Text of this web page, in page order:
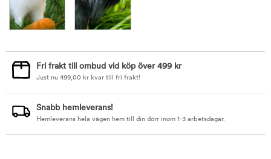
Fri frakt till ombud vid köp över 499 kr
Just nu 499,00 kr kvar till fri frakt!
Snabb hemleverans!
Hemleverans hela vägen hem till din dörr inom 1-3 arbetsdagar.